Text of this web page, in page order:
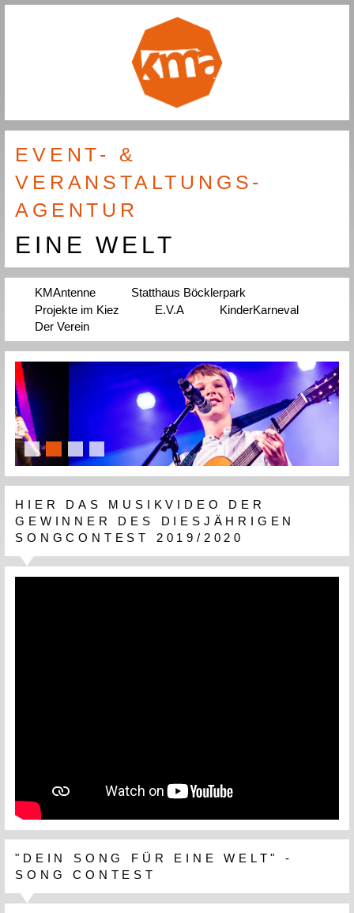
EVENT- &
VERANSTALTUNGS-
AGENTUR
EINE WELT
KMAntenne
Statthaus Böcklerpark
Projekte im Kiez
E.V.A
KinderKarneval
Der Verein
slide details.
slide details.
slide details.
slide details.
HIER DAS MUSIKVIDEO DER
GEWINNER DES DIESJÄHRIGEN
SONGCONTEST 2019/2020
"DEIN SONG FÜR EINE WELT" -
SONG CONTEST